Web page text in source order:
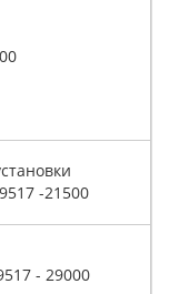
-21500
- 29000